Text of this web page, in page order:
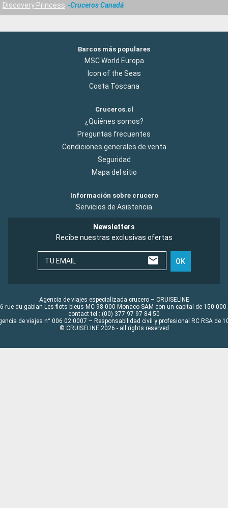
Discovery Princess
Cruceros Canadá
Barcos más populares
MSC World Europa
Icon of the Seas
Costa Toscana
Cruceros.cl
¿Quiénes somos?
Preguntas frecuentes
Condiciones generales de venta
Seguridad
Mapa del sitio
Información sobre crucero
Servicios de Asistencia
Newsletters
Recibe nuestras exclusivas ofertas
TU EMAIL OK
Agencia de viajes especializada crucero – CRUISELINE
rue du gabian Les flots bleus MC 98 000 Monaco SAM con un capital de 150 000
contact tel : (00) 377 97 97 84 50
de viajes n° 006 02 0007 – Responsabilidad civil y profesional RC RSA de
© CRUISELINE 2026 - all rights reserved